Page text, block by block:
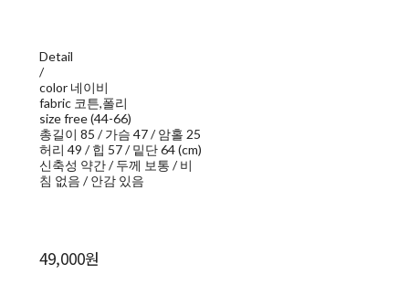
Detail
/
color 네이비
fabric 코튼,폴리
size free (44-66)
총길이 85 / 가슴 47 / 암홀 25
허리 49 / 힙 57 / 밑단 64 (cm)
신축성 약간 / 두께 보통 / 비
침 없음 / 안감 있음
49,000원